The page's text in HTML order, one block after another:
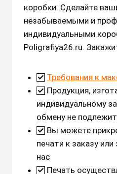
коробки. Сделайте
незабываемыми и
индивидуальными
Poligrafiya26.ru.
Требования к
Продукция,
индивидуальному
обмену не подлежит
Вы можете
печати к заказу
нас
Печать